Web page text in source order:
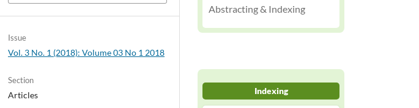
Issue
Vol. 3 No. 1 (2018): Volume 03 No 1 2018
Section
Articles
Abstracting & Indexing
Indexing